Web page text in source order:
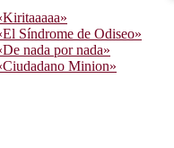
Síndrome de Odiseo»
nada por nada»
Minion»